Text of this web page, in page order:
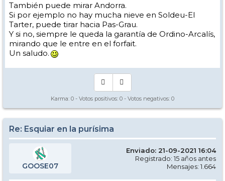
También puede mirar Andorra.
Si por ejemplo no hay mucha nieve en Soldeu-El
Tarter, puede tirar hacia Pas-Grau.
Y si no, siempre le queda la garantía de Ordino-Arcalís,
mirando que le entre en el forfait.
Un saludo.
Karma: 0 - Votos positivos: 0 - Votos negativos: 0
Re: Esquiar en la purísima
GOOSE07
Enviado: 21-09-2021 16:04
Registrado: 15 años antes
Mensajes: 1.664